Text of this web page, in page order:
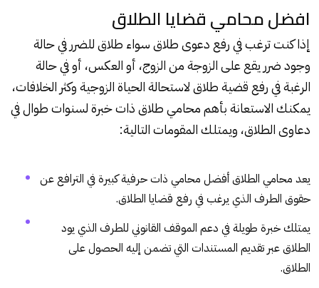
افضل محامي قضايا الطلاق
إذا كنت ترغب في رفع دعوى طلاق سواء طلاق للضرر في حالة
وجود ضرر يقع على الزوجة من الزوج، أو العكس، أو في حالة
الرغبة في رفع قضية طلاق لاستحالة الحياة الزوجية وكثر الخلافات،
يمكنك الاستعانة بأهم محامي طلاق ذات خبرة لسنوات طوال في
دعاوى الطلاق، ويمتلك المقومات التالية:
يعد محامي الطلاق أفضل محامي ذات حرفية كبيرة في الترافع عن
حقوق الطرف الذي يرغب في رفع قضايا الطلاق.
يمتلك خبرة طويلة في دعم الموقف القانوني للطرف الذي يود
الطلاق عبر تقديم المستندات التي تضمن إليه الحصول على
الطلاق.